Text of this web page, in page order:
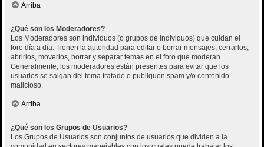
Arriba
¿Qué son los Moderadores?
Los Moderadores son individuos (o grupos de individuos) que cuidan el
foro día a día. Tienen la autoridad para editar o borrar mensajes, cerrarlos,
abrirlos, moverlos, borrar y separar temas en el foro que moderan.
Generalmente, los moderadores están presentes para evitar que los
usuarios se salgan del tema tratado o publiquen spam y/o contenido
malicioso.
Arriba
¿Qué son los Grupos de Usuarios?
Los Grupos de Usuarios son conjuntos de usuarios que dividen a la